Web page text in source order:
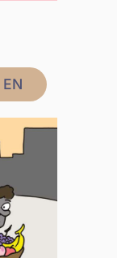
EN